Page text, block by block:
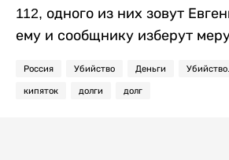
112, одного из них зовут
ему и сообщнику изберут
Россия Убийство Деньги
кипяток долги долг